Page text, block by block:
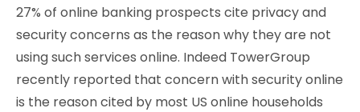
27% of online banking prospects cite privacy and
security concerns as the reason why they are not
using such services online. Indeed TowerGroup
recently reported that concern with security online
is the reason cited by most US online households